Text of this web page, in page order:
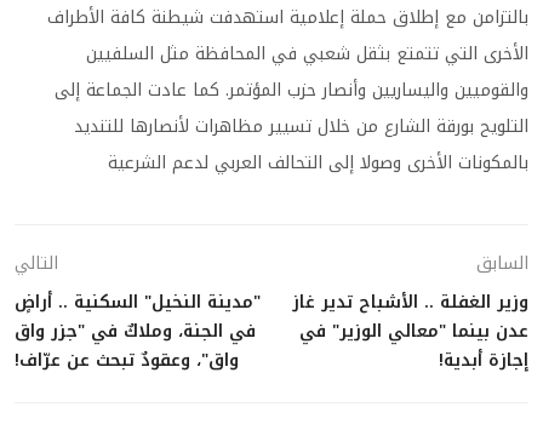
بالتزامن مع إطلاق حملة إعلامية استهدفت شيطنة كافة الأطراف
الأخرى التي تتمتع بثقل شعبي في المحافظة مثل السلفيين
والقوميين واليساريين وأنصار حزب المؤتمر. كما عادت الجماعة إلى
التلويح بورقة الشارع من خلال تسيير مظاهرات لأنصارها للتنديد
بالمكونات الأخرى وصولا إلى التحالف العربي لدعم الشرعية
السابق
وزير الغفلة .. الأشباح تدير غاز
عدن بينما "معالي الوزير" في
إجازة أبدية!
التالي
"مدينة النخيل" السكنية .. أراضٍ
في الجنة، وملاكٌ في "جزر واق
واق"، وعقودٌ تبحث عن عرّاف!